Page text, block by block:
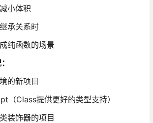
小体积
承关系时
纯函数的场景
的新项目
（Class提供更好的类型支持）
装饰器的项目